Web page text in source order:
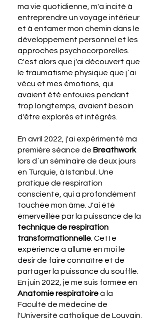
ma vie quotidienne, m'a incité à
entreprendre un voyage intérieur
et à entamer mon chemin dans le
développement personnel et les
approches psychocorporelles.
C'est alors que j'ai découvert que
le traumatisme physique que j`ai
vécu et mes émotions, qui
avaient été enfouies pendant
trop longtemps, avaient besoin
d'être explorés et intégrés.
En avril 2022, j'ai expérimenté ma
première séance de Breathwork
lors d`un séminaire de deux jours
en Turquie, à Istanbul. Une
pratique de respiration
consciente, qui a profondément
touchée mon âme. J'ai été
émerveillée par la puissance de la
technique de respiration
transformationnelle . Cette
expérience a allumé en moi le
désir de faire connaître et de
partager la puissance du souffle.
En juin 2022, je me suis formée en
Anatomie respiratoireà la
Faculté de médecine de
l'Université catholique de Louvain.